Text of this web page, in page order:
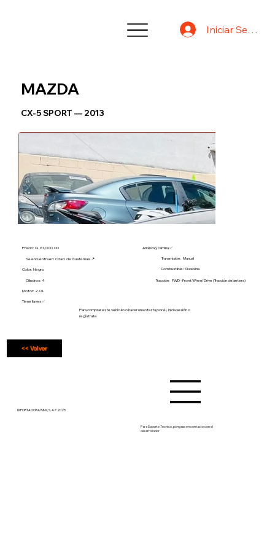
Iniciar Sesión
Color: Negro
Motor: 2.0 L
Transmisión:
Combustible:
Tracción:
Manual
FWD - Front Wheel Drive (Tracción delantera)
Gasolina
Tiene llaves ✅
Arranca y camina ✅
Precio: Q. 61,000.00
Se encuentra en: Cdad. de Guatemala 📍
Cilindros: 4
<< Volver
Para comprar este vehículo o hacer una oferta por él, inicia sesión o
regístrate
MAZDA
CX-5 SPORT — 2013
IMPORTADORA R&M, S. A.® 2025
Para Soporte Técnico, póngase en contacto con el
desarrollador